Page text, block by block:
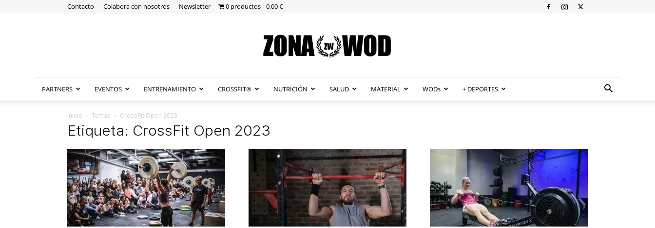
Contacto Colabora con nosotros Newsletter 0 productos 0,00 €
ZonaWOD
PARTNERS EVENTOS ENTRENAMIENTO CROSSFIT® NUTRICIÓN SALUD MATERIAL WODs + DEPORTES
Inicio Temas CrossFit Open 2023
Etiqueta: CrossFit Open 2023